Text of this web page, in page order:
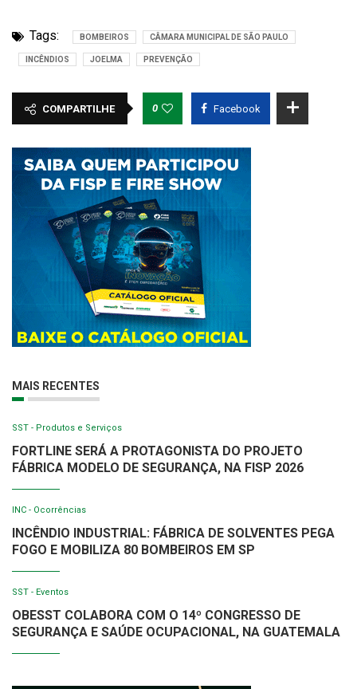
Tags: BOMBEIROS CÂMARA MUNICIPAL DE SÃO PAULO
INCÊNDIOS JOELMA PREVENÇÃO
COMPARTILHE 0 Facebook
MAIS RECENTES
SST - Produtos e Serviços
FORTLINE SERÁ A PROTAGONISTA DO PROJETO
FÁBRICA MODELO DE SEGURANÇA, NA FISP 2026
INC - Ocorrências
INCÊNDIO INDUSTRIAL: FÁBRICA DE SOLVENTES PEGA
FOGO E MOBILIZA 80 BOMBEIROS EM SP
SST - Eventos
OBESST COLABORA COM O 14º CONGRESSO DE
SEGURANÇA E SAÚDE OCUPACIONAL, NA GUATEMALA